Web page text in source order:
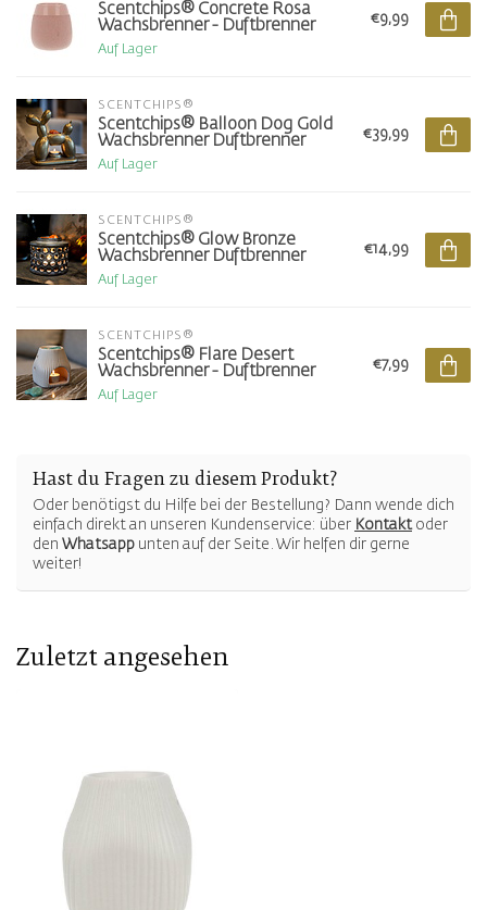
Scentchips® Concrete Rosa
Wachsbrenner - Duftbrenner
Auf Lager
€9,99
SCENTCHIPS®
Scentchips® Balloon Dog Gold
Wachsbrenner Duftbrenner
Auf Lager
€39,99
SCENTCHIPS®
Scentchips® Glow Bronze
Wachsbrenner Duftbrenner
Auf Lager
€14,99
SCENTCHIPS®
Scentchips® Flare Desert
Wachsbrenner - Duftbrenner
Auf Lager
€7,99
Hast du Fragen zu diesem Produkt?
Oder benötigst du Hilfe bei der Bestellung? Dann wende dich
einfach direkt an unseren Kundenservice: über Kontaktoder
den Whatsapp unten auf der Seite. Wir helfen dir gerne
weiter!
Zuletzt angesehen